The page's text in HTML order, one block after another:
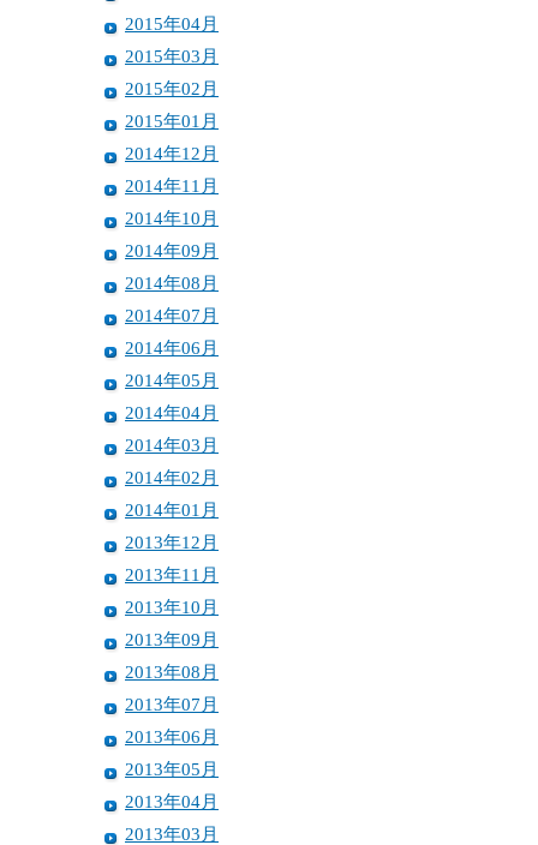
2015年04月
2015年03月
2015年02月
2015年01月
2014年12月
2014年11月
2014年10月
2014年09月
2014年08月
2014年07月
2014年06月
2014年05月
2014年04月
2014年03月
2014年02月
2014年01月
2013年12月
2013年11月
2013年10月
2013年09月
2013年08月
2013年07月
2013年06月
2013年05月
2013年04月
2013年03月